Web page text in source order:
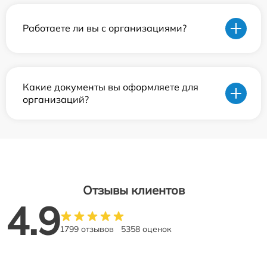
Работаете ли вы с организациями?
Какие документы вы оформляете для
организаций?
Отзывы клиентов
4.91799 отзывов 5358 оценок